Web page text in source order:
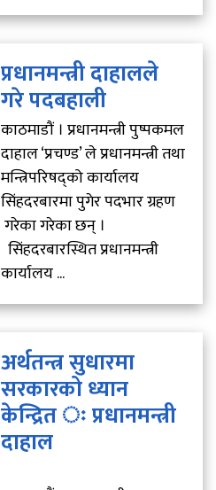
प्रधानमन्त्री दाहालले
गरे पदबहाली
काठमाडौं । प्रधानमन्त्री पुष्पकमल
दाहाल ‘प्रचण्ड’ ले प्रधानमन्त्री तथा
मन्त्रिपरिषद्को कार्यालय
सिंहदरबारमा पुगेर पदभार ग्रहण
गरेका गरेका छन् ।
सिंहदरबारस्थित प्रधानमन्त्री
कार्यालय ...
अर्थतन्त्र सुधारमा
सरकारको ध्यान
केन्द्रित ः प्रधानमन्त्री
दाहाल